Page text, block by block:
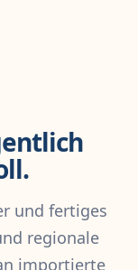
und fertiges
regionale
importierte